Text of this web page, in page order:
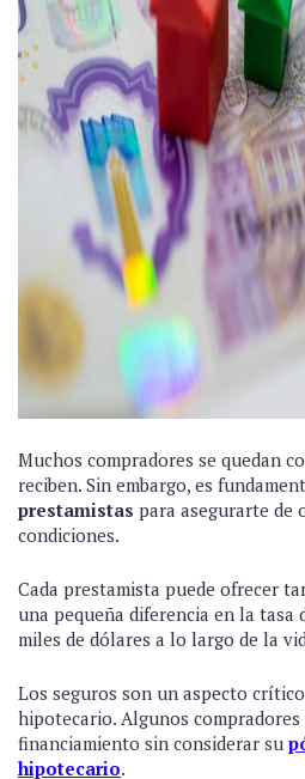
Muchos compradores se quedan
reciben. Sin embargo, es
prestamistas para asegurarte de
condiciones.
Cada prestamista puede ofrecer
una pequeña diferencia en la tasa
miles de dólares a lo largo de la
Los seguros son un aspecto
hipotecario. Algunos
financiamiento sin considerar su
hipotecario.